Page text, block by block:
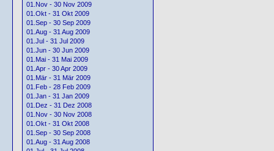
01.Nov - 30 Nov 2009
01.Okt - 31 Okt 2009
01.Sep - 30 Sep 2009
01.Aug - 31 Aug 2009
01.Jul - 31 Jul 2009
01.Jun - 30 Jun 2009
01.Mai - 31 Mai 2009
01.Apr - 30 Apr 2009
01.Mär - 31 Mär 2009
01.Feb - 28 Feb 2009
01.Jan - 31 Jan 2009
01.Dez - 31 Dez 2008
01.Nov - 30 Nov 2008
01.Okt - 31 Okt 2008
01.Sep - 30 Sep 2008
01.Aug - 31 Aug 2008